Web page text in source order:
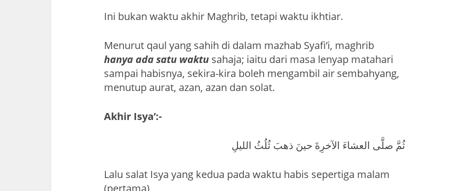
Ini bukan waktu akhir Maghrib, tetapi waktu ikhtiar.
Menurut qaul yang sahih di dalam mazhab Syafi’i, maghrib
hanya ada satu waktu sahaja; iaitu dari masa lenyap matahari
sampai habisnya, sekira-kira boleh mengambil air sembahyang,
menutup aurat, azan, azan dan solat.
Akhir Isya’:-
ثُمَّ صلَّى العشاءَ الآخرِةَ حينَ ذهبَ ثُلُثُ الليلِ
Lalu salat Isya yang kedua pada waktu habis sepertiga malam
(pertama)